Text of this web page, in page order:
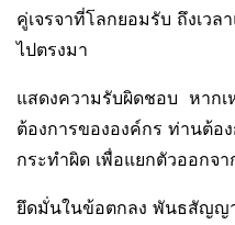
คู่เจรจาที่โลกยอมรับ ถึงเว
ไปตรงมา
แสดงความรับผิดชอบ หาก
ต้องการขององค์กร ท่านต้อ
กระทำผิด เพื่อแยกตัวออกจ
ยึดมั่นในข้อตกลง พันธสัญญ